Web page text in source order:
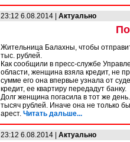
23:12 6.08.2014 | Актуально
Жительница Балахны, чтобы
тыс. рублей.
Как сообщили в пресс-службе
области, женщина взяла кредит, не
сумме его она впервые узнала от
кредит, ее квартиру передадут банку.
Долг женщина погасила в тот же
тысяч рублей. Иначе она не только
арест. Читать дальше...
23:12 6.08.2014 | Актуально